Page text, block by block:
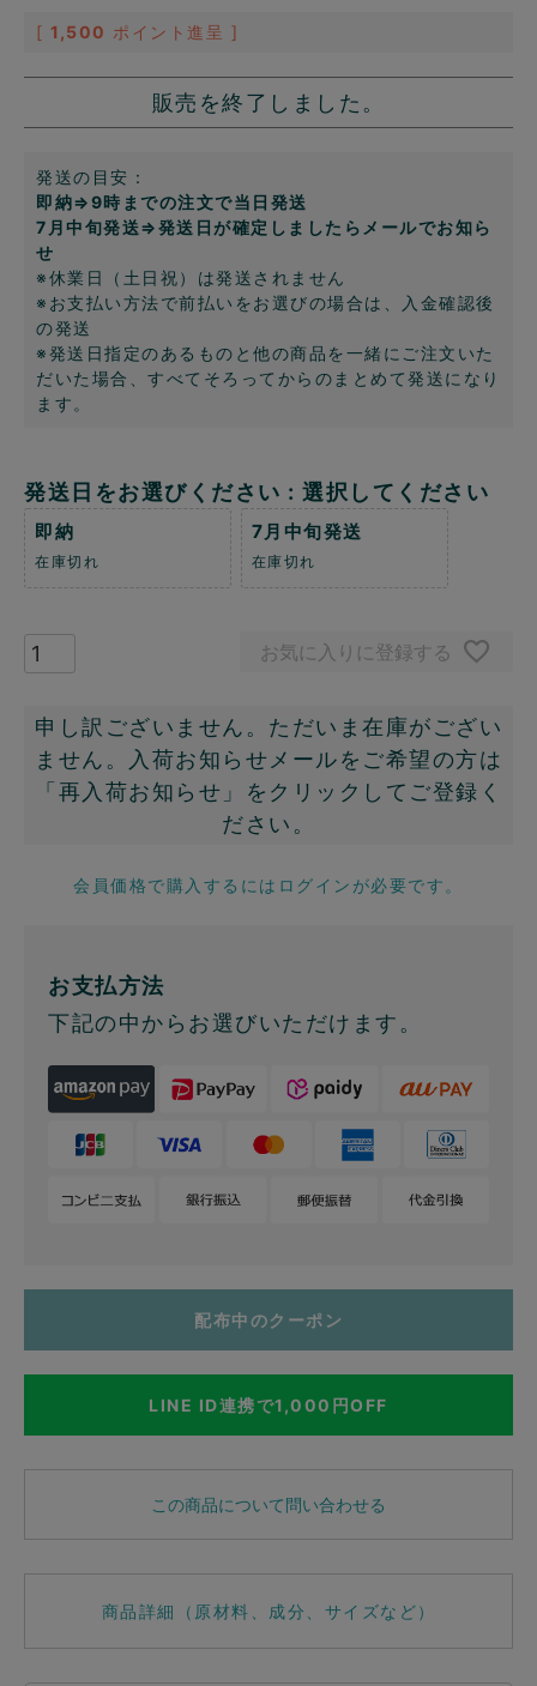
[ 1,500 ポイント進呈 ]
販売を終了しました。
発送の目安：
即納⇒9時までの注文で当日発送
7月中旬発送⇒発送日が確定しましたらメールでお知ら
せ
※休業日（土日祝）は発送されません
※お支払い方法で前払いをお選びの場合は、入金確認後
の発送
※発送日指定のあるものと他の商品を一緒にご注文いた
だいた場合、すべてそろってからのまとめて発送になり
ます。
発送日をお選びください 選択してください
即納
在庫切れ
7月中旬発送
在庫切れ
お気に入りに登録する
申し訳ございません。ただいま在庫がござい
ません。入荷お知らせメールをご希望の方は
「再入荷お知らせ」をクリックしてご登録く
ださい。
会員価格で購入するにはログインが必要です。
お支払方法
下記の中からお選びいただけます。
配布中のクーポン
LINE ID連携で1,000円OFF
この商品について問い合わせる
商品詳細（原材料、成分、サイズなど）